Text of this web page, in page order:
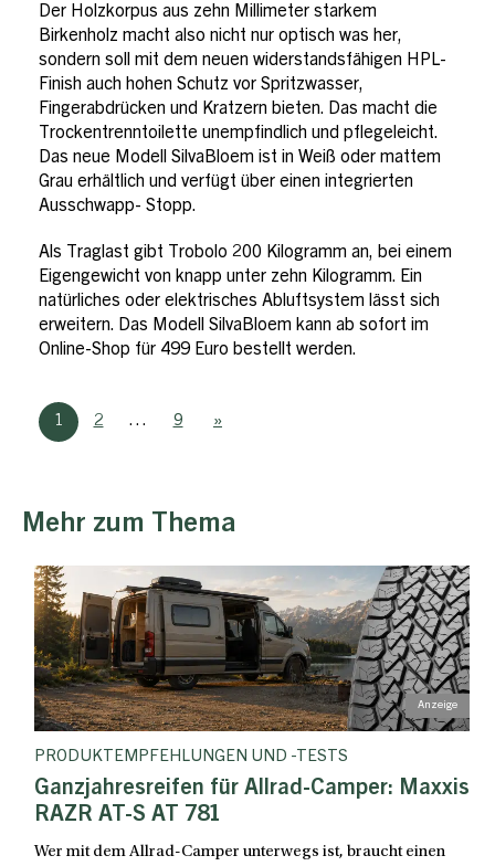
Der Holzkorpus aus zehn Millimeter starkem
Birkenholz macht also nicht nur optisch was her,
sondern soll mit dem neuen widerstandsfähigen HPL-
Finish auch hohen Schutz vor Spritzwasser,
Fingerabdrücken und Kratzern bieten. Das macht die
Trockentrenntoilette unempfindlich und pflegeleicht.
Das neue Modell SilvaBloem ist in Weiß oder mattem
Grau erhältlich und verfügt über einen integrierten
Ausschwapp- Stopp.
Als Traglast gibt Trobolo 200 Kilogramm an, bei einem
Eigengewicht von knapp unter zehn Kilogramm. Ein
natürliches oder elektrisches Abluftsystem lässt sich
erweitern. Das Modell SilvaBloem kann ab sofort im
Online-Shop für 499 Euro bestellt werden.
1 2 … 9 »
Mehr zum Thema
PRODUKTEMPFEHLUNGEN UND -TESTS
Ganzjahresreifen für Allrad-Camper: Maxxis
RAZR AT-S AT 781
Wer mit dem Allrad-Camper unterwegs ist, braucht einen